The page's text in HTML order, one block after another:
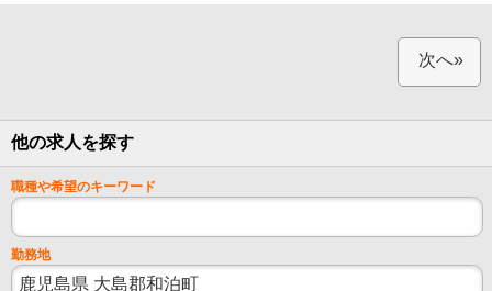
次へ»
他の求人を探す
職種や希望のキーワード
勤務地